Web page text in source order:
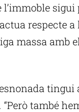
l’immoble
respecte
massa amb
tingui
també